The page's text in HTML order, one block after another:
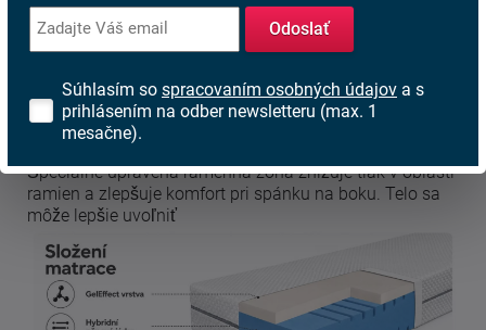
Hybridné penové jadro
Kvalitná hybridná pena vytvára pevný a stabilný základ
dobre rozkladá tlak a pomáha udržať dlhú životnosť
matraca.
Špeciálne upravená ramenná zóna znižuje tlak v oblasti
ramien a zlepšuje komfort pri spánku na boku. Telo sa
môže lepšie uvoľniť
Odoslať
Súhlasím so spracovaním osobných údajov a s
prihlásením na odber newsletteru (max. 1
mesačne).